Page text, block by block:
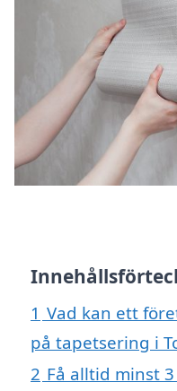
1 Vad kan ett
på tapetsering i
2 Få alltid minst